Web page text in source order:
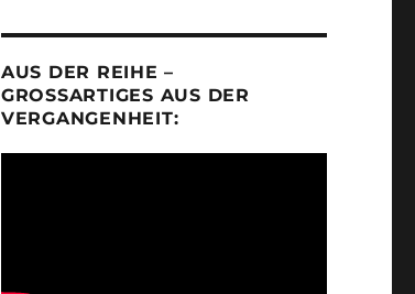
AUS DER REIHE –
GROSSARTIGES AUS DER V
ERGANGENHEIT: